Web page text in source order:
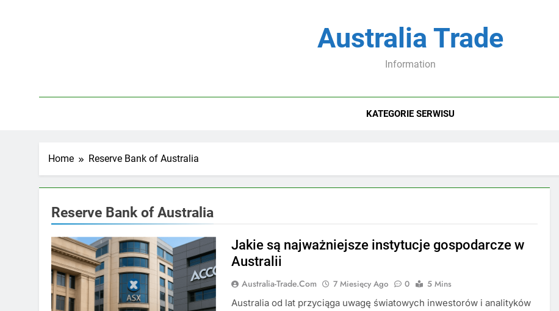
Australia Trade
Information
KATEGORIE SERWISU
Home Reserve Bank of Australia
Reserve Bank of Australia
Jakie są najważniejsze instytucje gospodarcze w
Australii
Australia-Trade.com 7 Miesięcy Ago 0
5 Mins
Australia od lat przyciąga uwagę światowych inwestorów i analityków